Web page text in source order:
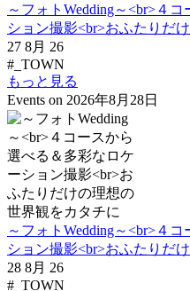
～フォトWedding～<br>４
ション撮影<br>おふたりだ
27 8月 26
#_TOWN
もっと見る
Events on 2026年8月28日
～フォトWedding～<br>４
ション撮影<br>おふたりだ
28 8月 26
#_TOWN